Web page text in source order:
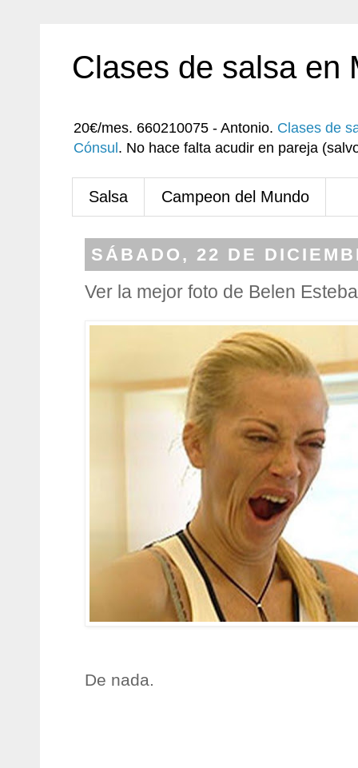
Clases de salsa en
20€/mes. 660210075 - Antonio. Clases de
Cónsul . No hace falta acudir en pareja
Salsa Campeon del Mundo
SÁBADO, 22 DE
Ver la mejor foto de Belen
De nada.